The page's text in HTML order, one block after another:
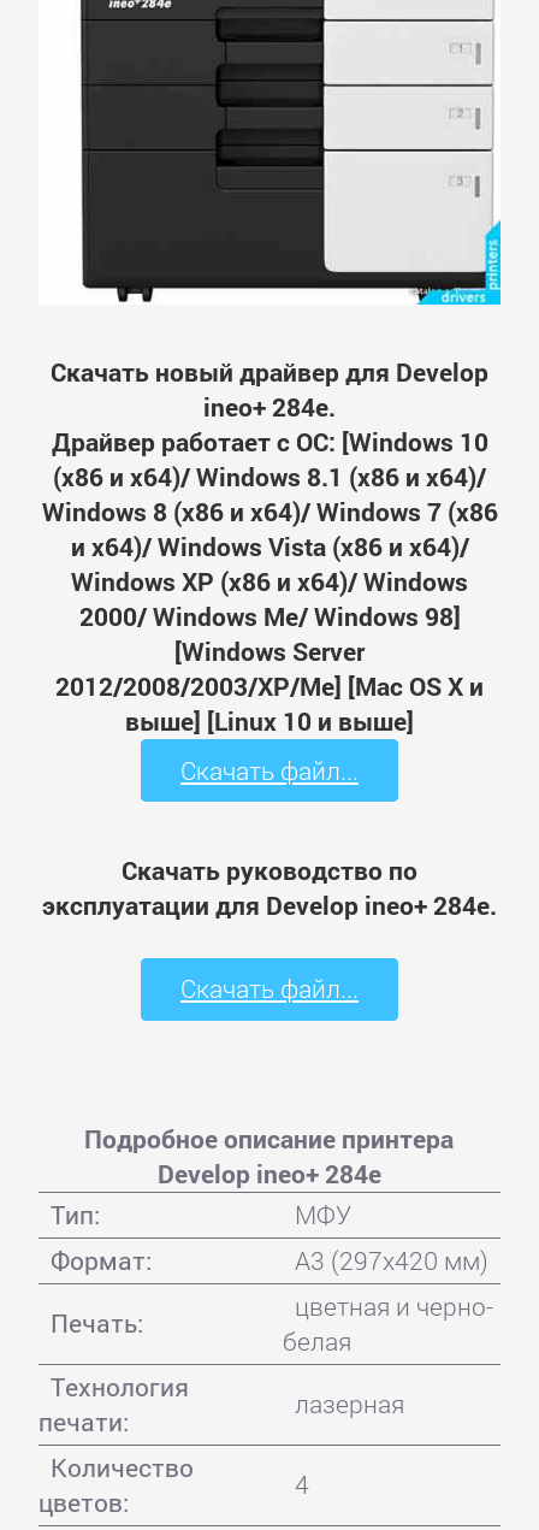
Скачать новый драйвер для Develop
ineo+ 284e.
Драйвер работает с ОС: [Windows 10
(x86 и x64)/ Windows 8.1 (x86 и x64)/
Windows 8 (x86 и x64)/ Windows 7 (x86
и x64)/ Windows Vista (x86 и x64)/
Windows XP (x86 и x64)/ Windows
2000/ Windows Me/ Windows 98]
[Windows Server
2012/2008/2003/XP/Me] [Mac OS X и
выше] [Linux 10 и выше]
Скачать файл...
Скачать руководство по
эксплуатации для Develop ineo+ 284e.
Скачать файл...
Подробное описание принтера
Develop ineo+ 284e
Тип:
МФУ
Формат:
A3 (297x420 мм)
Печать:
цветная и черно-
белая
Технология
печати:
лазерная
Количество
цветов:
4